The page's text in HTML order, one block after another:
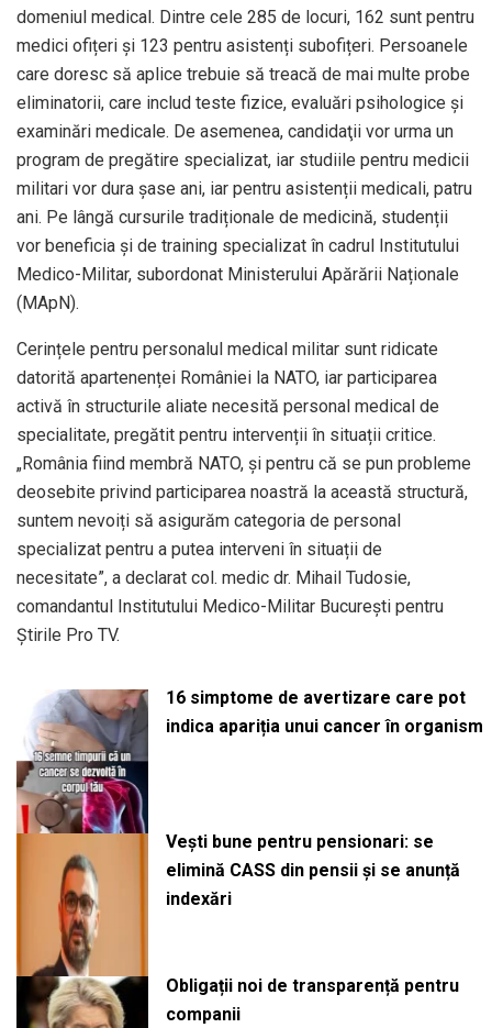
domeniul medical. Dintre cele 285 de locuri, 162 sunt pentru
medici ofițeri și 123 pentru asistenți subofițeri. Persoanele
care doresc să aplice trebuie să treacă de mai multe probe
eliminatorii, care includ teste fizice, evaluări psihologice și
examinări medicale. De asemenea, candidaţii vor urma un
program de pregătire specializat, iar studiile pentru medicii
militari vor dura şase ani, iar pentru asistenții medicali, patru
ani. Pe lângă cursurile tradiționale de medicină, studenții
vor beneficia și de training specializat în cadrul Institutului
Medico-Militar, subordonat Ministerului Apărării Naționale
(MApN).
Cerințele pentru personalul medical militar sunt ridicate
datorită apartenenței României la NATO, iar participarea
activă în structurile aliate necesită personal medical de
specialitate, pregătit pentru intervenții în situații critice.
„România fiind membră NATO, și pentru că se pun probleme
deosebite privind participarea noastră la această structură,
suntem nevoiți să asigurăm categoria de personal
specializat pentru a putea interveni în situații de
necesitate”, a declarat col. medic dr. Mihail Tudosie,
comandantul Institutului Medico-Militar București pentru
Știrile Pro TV.
16 simptome de avertizare care pot
indica apariția unui cancer în organism
Vești bune pentru pensionari: se
elimină CASS din pensii și se anunță
indexări
Obligații noi de transparență pentru
companii